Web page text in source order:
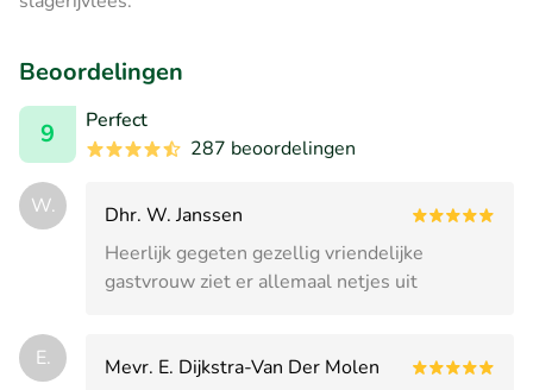
Beoordelingen
9
Perfect
287 beoordelingen
W.
Dhr. W. Janssen
Heerlijk gegeten gezellig vriendelijke
gastvrouw ziet er allemaal netjes uit
E.
Mevr. E. Dijkstra-Van Der Molen